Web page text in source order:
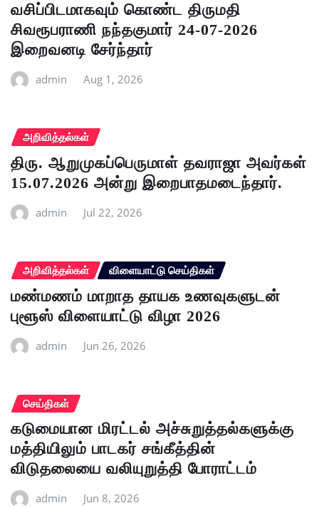
வசிப்பிடமாகவும் கொண்ட திருமதி
சிவரூபராணி நந்தகுமார் 24-07-2026
இறைவனடி சேர்ந்தார்
admin Aug 1, 2026
அறிவித்தல்கள்
திரு. ஆறுமுகப்பெருமாள் தவராஜா அவர்கள்
15.07.2026 அன்று இறைபாதமடைந்தார்.
admin Jul 22, 2026
அறிவித்தல்கள் விளையாட்டு செய்திகள்
மண்மணம் மாறாத தாயக உணவுகளுடன்
புளூஸ் விளையாட்டு விழா 2026
admin Jun 26, 2026
செய்திகள்
கடுமையான மிரட்டல் அச்சுறுத்தல்களுக்கு
மத்தியிலும் பாடகர் சங்கீத்தின்
விடுதலையை வலியுறுத்தி போராட்டம்
admin Jun 8, 2026